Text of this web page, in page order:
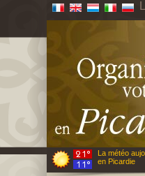
La météo
en Picardie